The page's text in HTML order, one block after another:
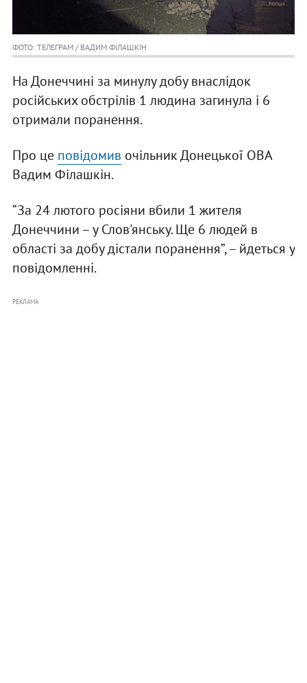
ФОТО: ТЕЛЕГРАМ / ВАДИМ ФІЛАШКІН
На Донеччині за минулу добу внаслідок
російських обстрілів 1 людина загинула і 6
отримали поранення.
Про це повідомив очільник Донецької ОВА
Вадим Філашкін.
“За 24 лютого росіяни вбили 1 жителя
Донеччини – у Слов'янську. Ще 6 людей в
області за добу дістали поранення”, – йдеться у
повідомленні.
РЕКЛАМА